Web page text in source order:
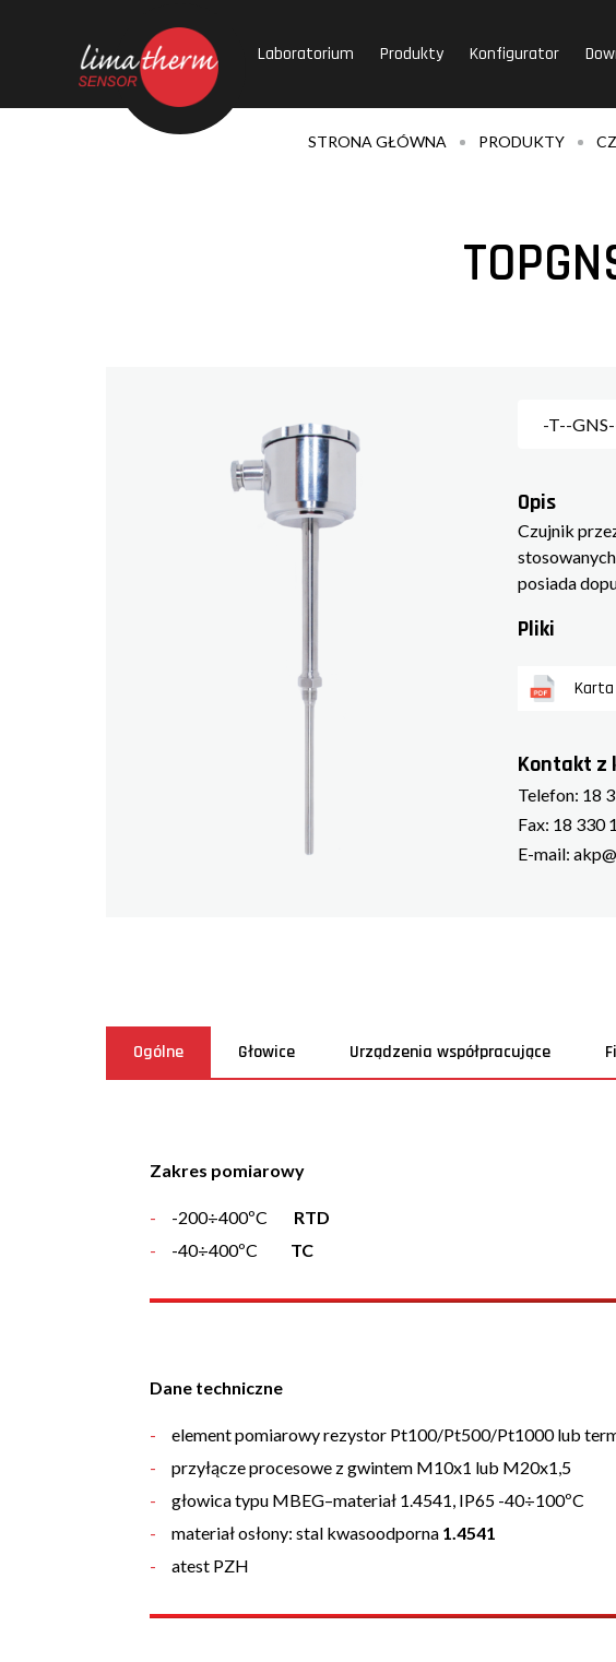
Laboratorium Produkty Konfigurator
STRONA GŁÓWNA PRODUKTY
Opis
Czujnik
posiada
Pliki
Kontakt z
Telefon: 18
Fax: 18 330
E-mail:
Ogólne Głowice Urządzenia współpracujące
Zakres pomiarowy
-200÷400ºC RTD
-40÷400ºC TC
Dane techniczne
element pomiarowy rezystor Pt100/Pt500/Pt1000 lub
przyłącze procesowe z gwintem M10x1 lub M20x1,5
głowica typu MBEG–materiał 1.4541, IP65 -40÷100ºC
materiał osłony: stal kwasoodporna 1.4541
atest PZH